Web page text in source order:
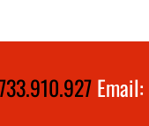
Email: